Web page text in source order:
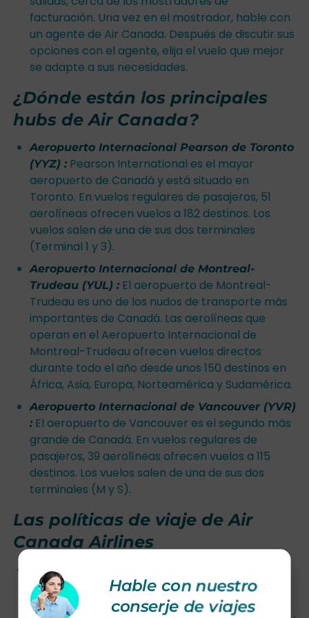
facturación. Una vez en el mostrador, hable con
un agente de Air Canada. Después de discutir sus
opciones con el agente, elija el vuelo que mejor
se adapte a sus necesidades.
¿Dónde están los principales
hubs de Air Canada?
Aeropuerto Internacional Pearson de Toronto
(YYZ) :Pearson International es el mayor
aeropuerto de Canadá y está situado en
Toronto. En vuelos regulares de pasajeros, 51
aerolíneas ofrecen vuelos a 182 destinos. Los
vuelos salen de una de sus dos terminales
(Terminal 1 y 3).
Aeropuerto Internacional de Montreal-
Trudeau (YUL) :El aeropuerto de Montreal-
Trudeau es uno de los nudos de transporte más
importantes de Canadá. Las aerolíneas que
operan en el Aeropuerto Internacional de
Montreal-Trudeau ofrecen vuelos directos
durante todo el año desde unos 150 destinos en
África, Asia, Europa, Norteamérica y Sudamérica.
Aeropuerto Internacional de Vancouver (YVR)
:El aeropuerto de Vancouver es el segundo más
grande de Canadá. En vuelos regulares de
pasajeros, 39 aerolíneas ofrecen vuelos a 115
destinos. Los vuelos salen de una de sus dos
terminales (M y S).
Las políticas de viaje de Air
Canada Airlines
Check-in :
su vuelo de Air Canada (AC) en línea a partir de
24 horas antes de la hora de salida programada
Hable con nuestro
conserje de viajes